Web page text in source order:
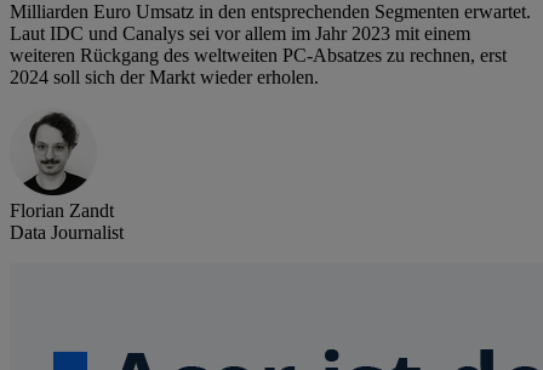
Milliarden Euro Umsatz in den entsprechenden Segmenten erwartet.
Laut IDC und Canalys sei vor allem im Jahr 2023 mit einem
weiteren Rückgang des weltweiten PC-Absatzes zu rechnen, erst
2024 soll sich der Markt wieder erholen.
Florian Zandt
Data Journalist